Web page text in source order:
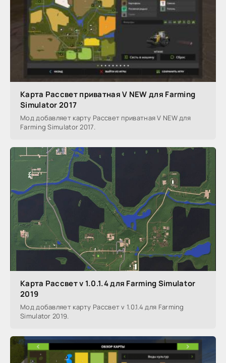
Карта Рассвет приватная V NEW для Farming
Simulator 2017
Мод добавляет карту Рассвет приватная V NEW для
Farming Simulator 2017.
Карта Рассвет v 1.0.1.4 для Farming Simulator
2019
Мод добавляет карту Рассвет v 1.0.1.4 для Farming
Simulator 2019.